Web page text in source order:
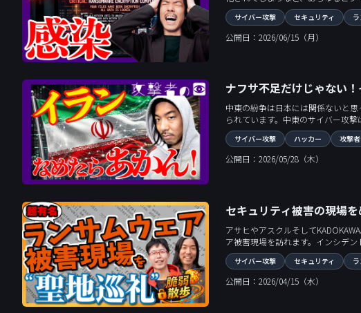
サイバー攻撃 セキュリティ
公開日：2026/06/15（月）
ナフサ不足だけじゃない
中東の紛争は日本には関係ないと
られています。中東のサイバー攻撃は、日本の工場や
ィ・ストラテジストを務める松原実穂子氏をゲストに
てロシアとの危険な連携まで、デ
サイバー攻撃 ハッカー 攻撃
公開日：2026/05/28（木）
セキュリティ被害の現場
アサヒやアスクルそして
ア被害現場を訪れます。インシデ
生々しい教訓から、2026年の私た
サイバー攻撃 セキュリティ
公開日：2026/04/15（水）